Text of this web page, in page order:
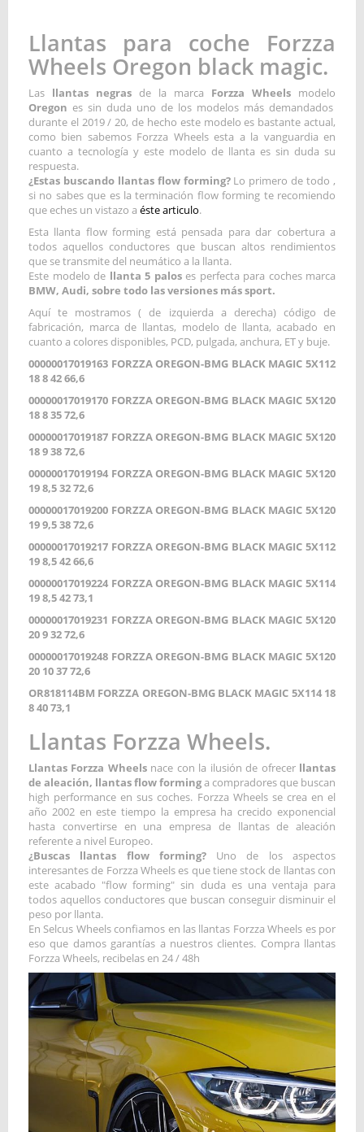
Llantas para coche Forzza
Wheels Oregon black magic.
Las llantas negras de la marca Forzza Wheels modelo
Oregon es sin duda uno de los modelos más demandados
durante el 2019 / 20, de hecho este modelo es bastante actual,
como bien sabemos Forzza Wheels esta a la vanguardia en
cuanto a tecnología y este modelo de llanta es sin duda su
respuesta.
¿Estas buscando llantas flow forming?Lo primero de todo ,
si no sabes que es la terminación flow forming te recomiendo
que eches un vistazo a éste articulo.
Esta llanta flow forming está pensada para dar cobertura a
todos aquellos conductores que buscan altos rendimientos
que se transmite del neumático a la llanta.
Este modelo de llanta 5 paloses perfecta para coches marca
BMW, Audi, sobre todo las versiones más sport.
Aquí te mostramos ( de izquierda a derecha) código de
fabricación, marca de llantas, modelo de llanta, acabado en
cuanto a colores disponibles, PCD, pulgada, anchura, ET y buje.
00000017019163 FORZZA OREGON-BMG BLACK MAGIC 5X112
18 8 42 66,6
00000017019170 FORZZA OREGON-BMG BLACK MAGIC 5X120
18 8 35 72,6
00000017019187 FORZZA OREGON-BMG BLACK MAGIC 5X120
18 9 38 72,6
00000017019194 FORZZA OREGON-BMG BLACK MAGIC 5X120
19 8,5 32 72,6
00000017019200 FORZZA OREGON-BMG BLACK MAGIC 5X120
19 9,5 38 72,6
00000017019217 FORZZA OREGON-BMG BLACK MAGIC 5X112
19 8,5 42 66,6
00000017019224 FORZZA OREGON-BMG BLACK MAGIC 5X114
19 8,5 42 73,1
00000017019231 FORZZA OREGON-BMG BLACK MAGIC 5X120
20 9 32 72,6
00000017019248 FORZZA OREGON-BMG BLACK MAGIC 5X120
20 10 37 72,6
OR818114BM FORZZA OREGON-BMG BLACK MAGIC 5X114 18
8 40 73,1
Llantas Forzza Wheels.
Llantas Forzza Wheelsnace con la ilusión de ofrecer llantas
de aleación, llantas flow forminga compradores que buscan
high performance en sus coches. Forzza Wheels se crea en el
año 2002 en este tiempo la empresa ha crecido exponencial
hasta convertirse en una empresa de llantas de aleación
referente a nivel Europeo.
¿Buscas llantas flow forming?Uno de los aspectos
interesantes de Forzza Wheels es que tiene stock de llantas con
este acabado "flow forming" sin duda es una ventaja para
todos aquellos conductores que buscan conseguir disminuir el
peso por llanta.
En Selcus Wheels confiamos en las llantas Forzza Wheels es por
eso que damos garantías a nuestros clientes. Compra llantas
Forzza Wheels, recibelas en 24 / 48h